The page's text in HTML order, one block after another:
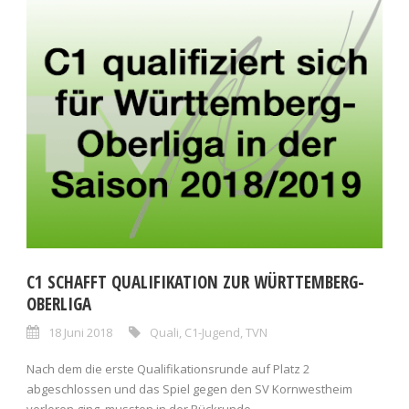
C1 SCHAFFT QUALIFIKATION ZUR WÜRTTEMBERG-
OBERLIGA
18 Juni 2018 Quali, C1-Jugend, TVN
Nach dem die erste Qualifikationsrunde auf Platz 2
abgeschlossen und das Spiel gegen den SV Kornwestheim